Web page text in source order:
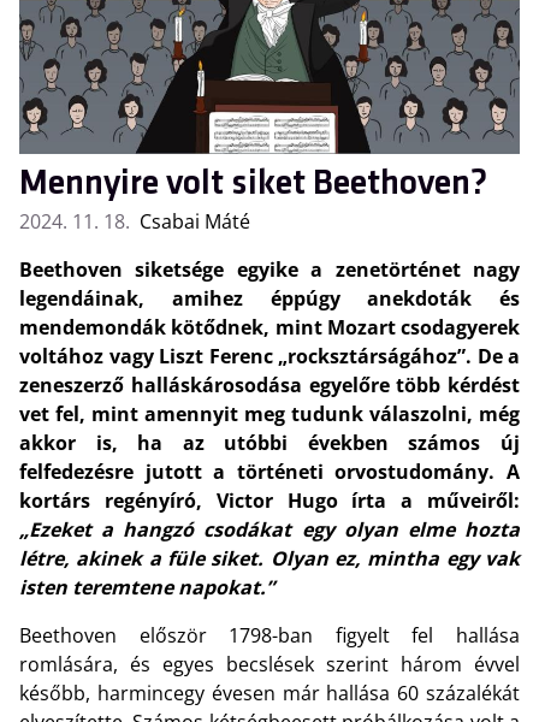
Mennyire volt siket Beethoven?
2024. 11. 18. Csabai Máté
Beethoven siketsége egyike a zenetörténet nagy
legendáinak, amihez éppúgy anekdoták és
mendemondák kötődnek, mint Mozart csodagyerek
voltához vagy Liszt Ferenc „rocksztárságához”. De a
zeneszerző halláskárosodása egyelőre több kérdést
vet fel, mint amennyit meg tudunk válaszolni, még
akkor is, ha az utóbbi években számos új
felfedezésre jutott a történeti orvostudomány. A
kortárs regényíró, Victor Hugo írta a műveiről:
„Ezeket a hangzó csodákat egy olyan elme hozta
létre, akinek a füle siket. Olyan ez, mintha egy vak
isten teremtene napokat.”
Beethoven először 1798-ban figyelt fel hallása
romlására, és egyes becslések szerint három évvel
később, harmincegy évesen már hallása 60 százalékát